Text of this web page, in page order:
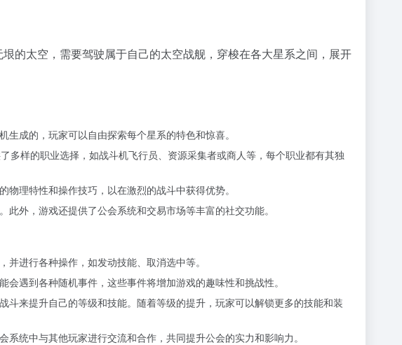
的太空，需要驾驶属于自己的太空战舰，穿梭在各大星系之间，展开
成的，玩家可以自由探索每个星系的特色和惊喜。
多样的职业选择，如战斗机飞行员、资源采集者或商人等，每个职业都有其独
理特性和操作技巧，以在激烈的战斗中获得优势。
外，游戏还提供了公会系统和交易市场等丰富的社交功能。
进行各种操作，如发动技能、取消选中等。
遇到各种随机事件，这些事件将增加游戏的趣味性和挑战性。
斗来提升自己的等级和技能。随着等级的提升，玩家可以解锁更多的技能和装
统中与其他玩家进行交流和合作，共同提升公会的实力和影响力。